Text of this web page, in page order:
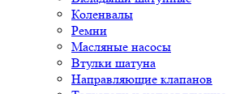
Коленвалы
Ремни
Масляные насосы
Втулки шатуна
Направляющие клапанов